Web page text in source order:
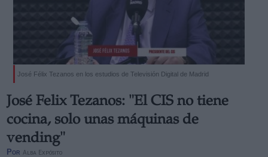
José Félix Tezanos en los estudios de Televisión Digital de Madrid
José Felix Tezanos: "El CIS no tiene
cocina, solo unas máquinas de
vending"
Por Alba Expósito